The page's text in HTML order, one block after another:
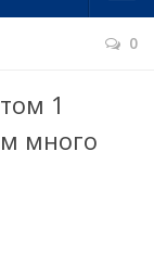
0
1
много